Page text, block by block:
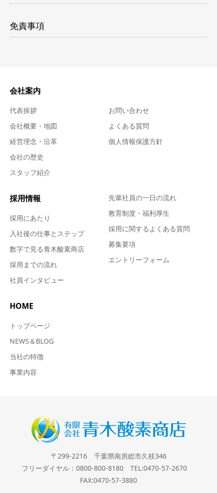
免責事項
会社案内
代表挨拶
会社概要・地図
経営理念・沿革
会社の歴史
スタッフ紹介
お問い合わせ
よくある質問
個人情報保護方針
採用情報
採用にあたり
入社後の仕事とステップ
数字で見る青木酸素商店
採用までの流れ
社員インタビュー
先輩社員の一日の流れ
教育制度・福利厚生
採用に関するよくある質問
募集要項
エントリーフォーム
HOME
トップページ
NEWS＆BLOG
当社の特徴
事業内容
〒299-2216 千葉県南房総市久枝346
フリーダイヤル：0800-800-8180 TEL:0470-57-2670
FAX:0470-57-3880